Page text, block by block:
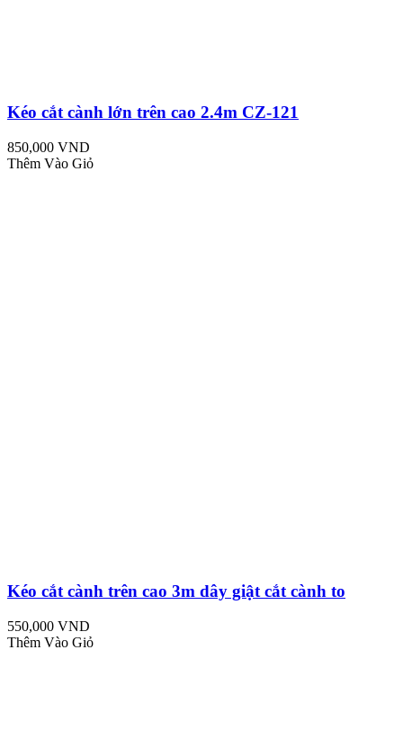
Kéo cắt cành lớn trên cao 2.4m CZ-121
850,000 VND
Thêm Vào Giỏ
Kéo cắt cành trên cao 3m dây giật cắt cành to
550,000 VND
Thêm Vào Giỏ